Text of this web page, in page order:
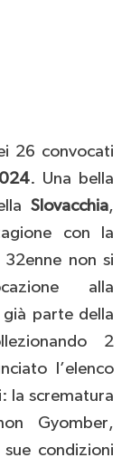
26 convocati
. Una bella
Slovacchia,
con la
non si
alla
parte della
2
l’elenco
la scrematura
Gyomber,
condizioni